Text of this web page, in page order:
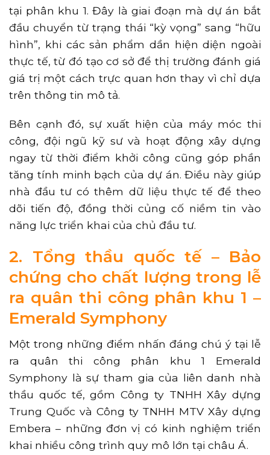
tại phân khu 1. Đây là giai đoạn mà dự án bắt
đầu chuyển từ trạng thái “kỳ vọng” sang “hữu
hình”, khi các sản phẩm dần hiện diện ngoài
thực tế, từ đó tạo cơ sở để thị trường đánh giá
giá trị một cách trực quan hơn thay vì chỉ dựa
trên thông tin mô tả.
Bên cạnh đó, sự xuất hiện của máy móc thi
công, đội ngũ kỹ sư và hoạt động xây dựng
ngay từ thời điểm khởi công cũng góp phần
tăng tính minh bạch của dự án. Điều này giúp
nhà đầu tư có thêm dữ liệu thực tế để theo
dõi tiến độ, đồng thời củng cố niềm tin vào
năng lực triển khai của chủ đầu tư.
2. Tổng thầu quốc tế – Bảo
chứng cho chất lượng trong lễ
ra quân thi công phân khu 1 –
Emerald Symphony
Một trong những điểm nhấn đáng chú ý tại lễ
ra quân thi công phân khu 1 Emerald
Symphony là sự tham gia của liên danh nhà
thầu quốc tế, gồm Công ty TNHH Xây dựng
Trung Quốc và Công ty TNHH MTV Xây dựng
Embera – những đơn vị có kinh nghiệm triển
khai nhiều công trình quy mô lớn tại châu Á.